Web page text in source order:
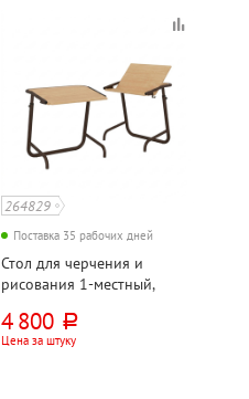
264829
Поставка 35 рабочих дней
Стол для черчения и
рисования 1-местный,
коричневый, круглая труба
4 800 руб.
Цена за штуку